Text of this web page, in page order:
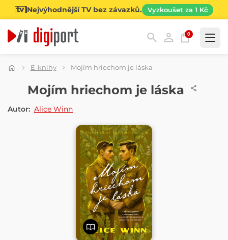
Nejvýhodnější TV bez závazků. Vyzkoušet za 1 Kč
0
Kategorie
E-knihy Mojím hriechom je láska
E-KNIHAMojím hriechom je láska
Autor: Alice Winn